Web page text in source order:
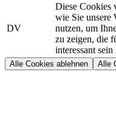
DV
Diese Cookies
wie Sie unsere
nutzen, um
zu zeigen, die
interessant
Alle Cookies ablehnen Alle